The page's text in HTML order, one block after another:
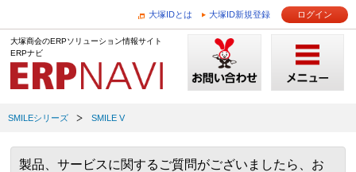
大塚IDとは 大塚ID新規登録 ログイン
大塚商会のERPソリューション情報サイト
ERPナビ
SMILEシリーズ SMILE V
製品、サービスに関するご質問がございましたら、お